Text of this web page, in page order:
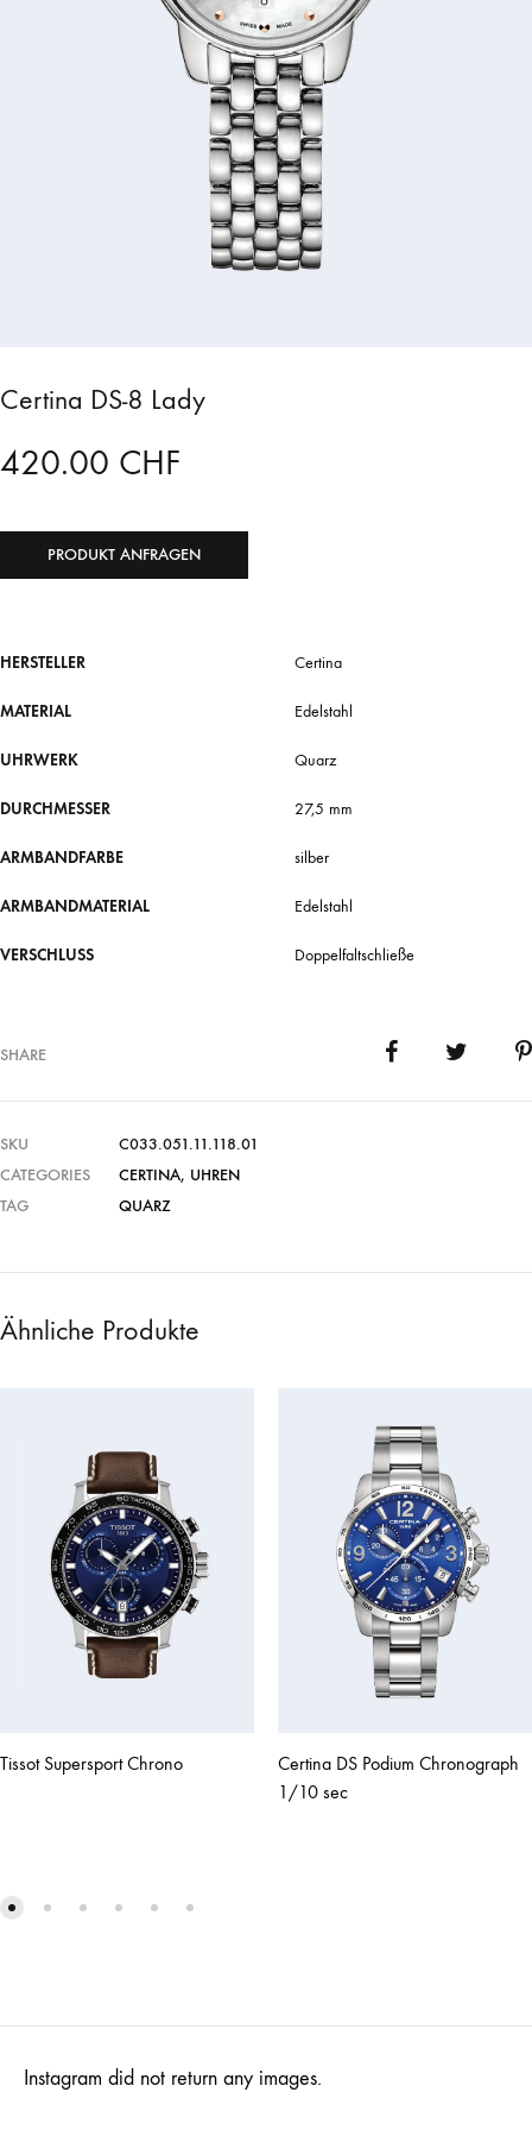
Certina DS-8 Lady
420.00 CHF
PRODUKT ANFRAGEN
HERSTELLER Certina
MATERIAL Edelstahl
UHRWERK Quarz
DURCHMESSER 27,5 mm
ARMBANDFARBE silber
ARMBANDMATERIAL Edelstahl
VERSCHLUSS Doppelfaltschließe
SHARE
SKU
C033.051.11.118.01
CATEGORIES
CERTINA, UHREN
TAG
QUARZ
Ähnliche Produkte
Tissot Supersport Chrono
Certina DS Podium Chronograph
1/10 sec
Instagram did not return any images.